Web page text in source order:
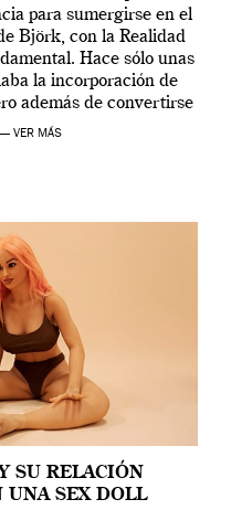
para sumergirse en el
Björk, con la Realidad
Hace sólo unas
la incorporación de
además de convertirse
más relevantes […]
— VER MÁS
SU RELACIÓN
UNA SEX DOLL